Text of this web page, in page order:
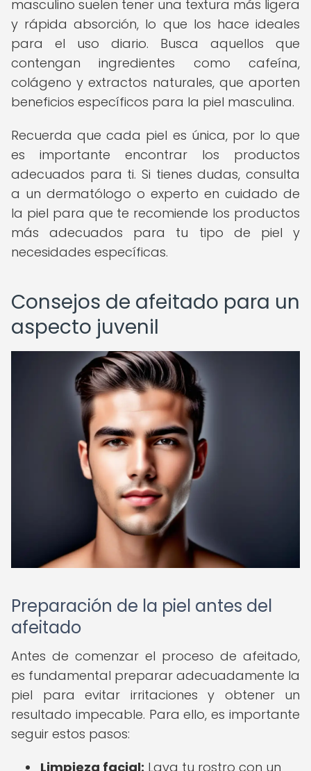
masculino suelen tener una textura más ligera
y rápida absorción, lo que los hace ideales
para el uso diario. Busca aquellos que
contengan ingredientes como cafeína,
colágeno y extractos naturales, que aporten
beneficios específicos para la piel masculina.
Recuerda que cada piel es única, por lo que
es importante encontrar los productos
adecuados para ti. Si tienes dudas, consulta
a un dermatólogo o experto en cuidado de
la piel para que te recomiende los productos
más adecuados para tu tipo de piel y
necesidades específicas.
Consejos de afeitado para un
aspecto juvenil
Preparación de la piel antes del
afeitado
Antes de comenzar el proceso de afeitado,
es fundamental preparar adecuadamente la
piel para evitar irritaciones y obtener un
resultado impecable. Para ello, es importante
seguir estos pasos:
Limpieza facial: Lava tu rostro con un